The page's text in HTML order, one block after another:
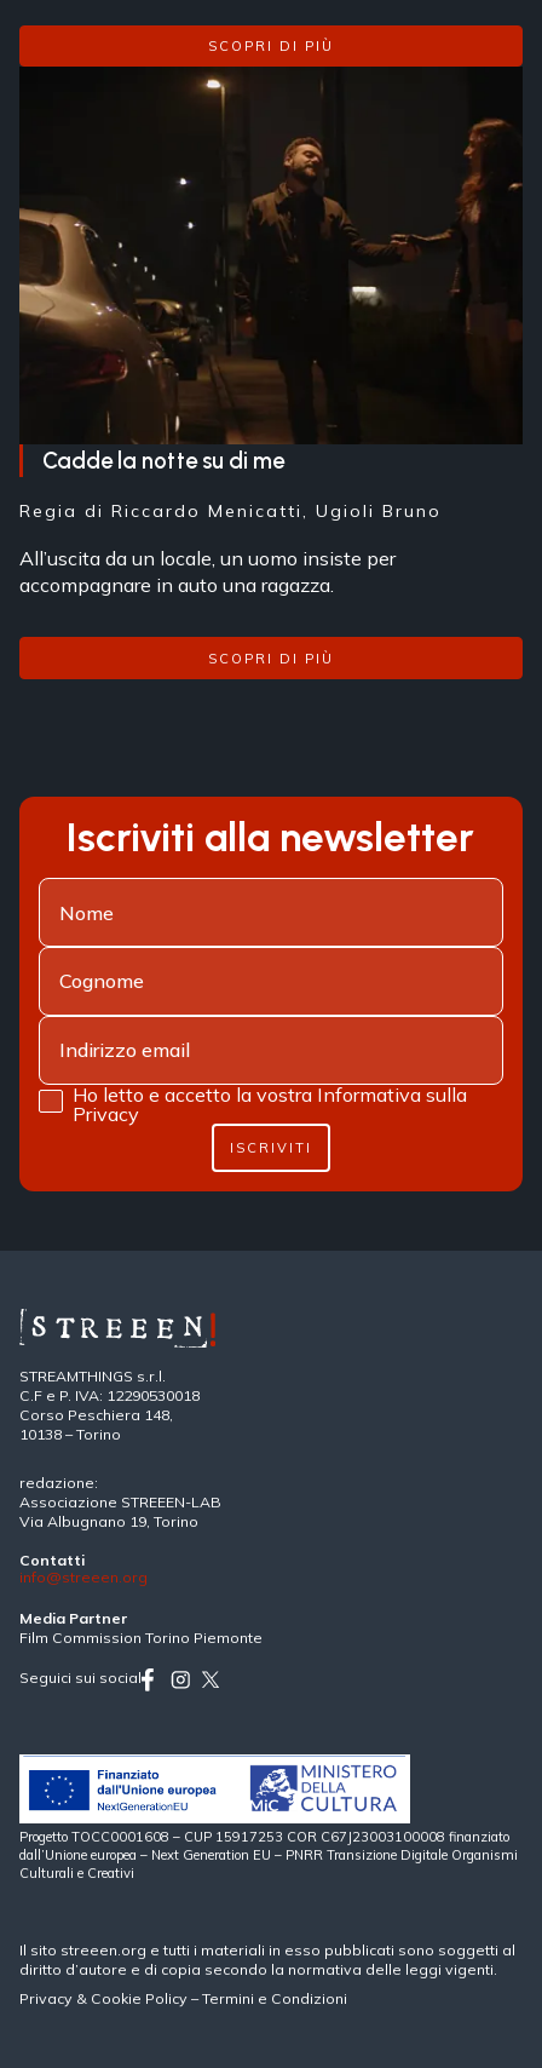
SCOPRI DI PIÙ
Cadde la notte su di me
Regia diRiccardo Menicatti, Ugioli Bruno
All’uscita da un locale, un uomo insiste per
accompagnare in auto una ragazza.
SCOPRI DI PIÙ
Iscriviti alla newsletter
Ho letto e accetto la vostra Informativa sulla
Privacy
ISCRIVITI
STREAMTHINGS s.r.l.
C.F e P. IVA: 12290530018
Corso Peschiera 148,
10138 – Torino
redazione:
Associazione STREEEN-LAB
Via Albugnano 19, Torino
Contatti
info@streeen.org
Media Partner
Film Commission Torino Piemonte
Seguici sui social
Progetto TOCC0001608 – CUP 15917253 COR C67J23003100008 finanziato
dall’Unione europea – Next Generation EU – PNRR Transizione Digitale Organismi
Culturali e Creativi
Il sito streeen.org e tutti i materiali in esso pubblicati sono soggetti al
diritto d’autore e di copia secondo la normativa delle leggi vigenti.
Privacy & Cookie Policy –Termini e Condizioni